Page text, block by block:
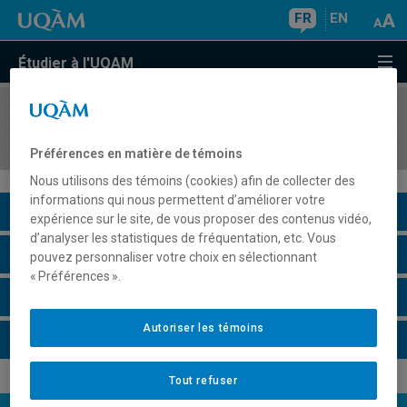
FR EN
Étudier à l'UQAM
COURS//
Description du cours
Horaire - Été 2026
Préférences en matière de témoins
Nous utilisons des témoins (cookies) afin de collecter des
informations qui nous permettent d’améliorer votre
expérience sur le site, de vous proposer des contenus vidéo,
d’analyser les statistiques de fréquentation, etc. Vous
pouvez personnaliser votre choix en sélectionnant
« Préférences ».
Tout refuser
Autoriser les témoins